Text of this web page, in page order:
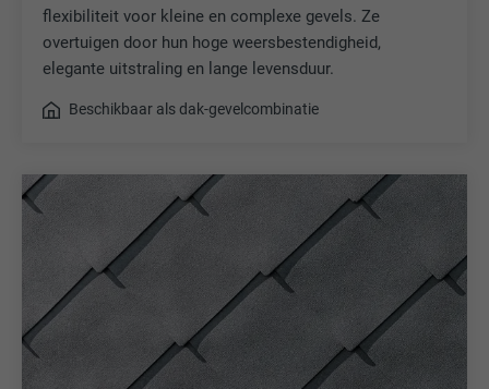
flexibiliteit voor kleine en complexe gevels. Ze
overtuigen door hun hoge weersbestendigheid,
elegante uitstraling en lange levensduur.
Beschikbaar als dak-gevelcombinatie